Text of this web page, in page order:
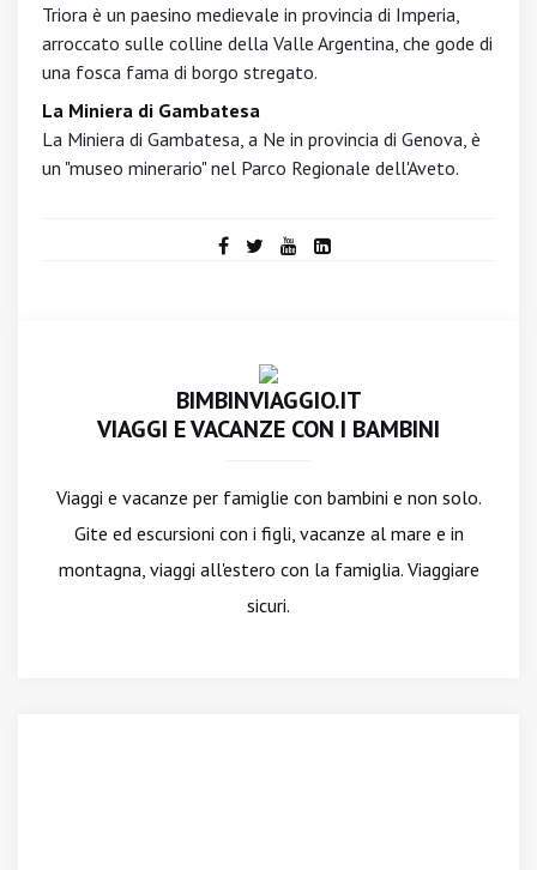
Triora è un paesino medievale in provincia di Imperia,
arroccato sulle colline della Valle Argentina, che gode di
una fosca fama di borgo stregato.
La Miniera di Gambatesa
La Miniera di Gambatesa, a Ne in provincia di Genova, è
un "museo minerario" nel Parco Regionale dell'Aveto.
BIMBINVIAGGIO.IT
VIAGGI E VACANZE CON I BAMBINI
Viaggi e vacanze per famiglie con bambini e non solo.
Gite ed escursioni con i figli, vacanze al mare e in
montagna, viaggi all'estero con la famiglia. Viaggiare
sicuri.